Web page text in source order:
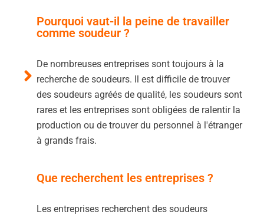
Pourquoi vaut-il la peine de travailler
comme soudeur ?
De nombreuses entreprises sont toujours à la
recherche de soudeurs. Il est difficile de trouver
des soudeurs agréés de qualité, les soudeurs sont
rares et les entreprises sont obligées de ralentir la
production ou de trouver du personnel à l'étranger
à grands frais.
Que recherchent les entreprises ?
Les entreprises recherchent des soudeurs